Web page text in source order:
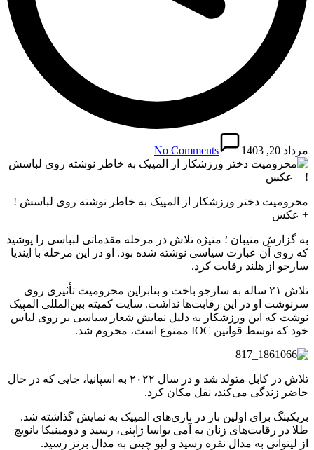
مرداد 20, 1403 No Comments
محرومیت دختر ورزشکار از المپیک به خاطر نوشته روی لباسش !
+ عکس
به گزارش منیبان ؛ منیژه تلاش در مرحله مقدماتی لبباسی را پوشید
که روی آن عبارت سیاسی نوشته شده بود. او در این مرحله با ایندیا
سارجو از هلند رقابت کرد.
تلاش ۲۱ ساله به سارجو باخت و بنابراین محرومیت تأثیری روی
سرنوشت او در این رقابت‌ها نداشت. سایت کمیته بین‌المللی المپیک
نوشت که این ورزشکار به دلیل نمایش شعار سیاسی بر روی لباس
خود که توسط قوانین IOC ممنوع است، محروم شد.
تلاش در کابل متولد شد و در سال ۲۰۲۲ به اسپانیا، جایی که در حال
حاضر زندگی می‌کند، نقل مکان کرد.
بریکینگ برای اولین بار در بازی‌های المپیک به نمایش گذاشته شد.
طلا در رقابت‌های زنان به آمی یواسا ژاپنی، رسید و دومینیکا بانویچ
از لیتوانی به مدال نقره رسید و لیو چینی به مدال برنز رسید.